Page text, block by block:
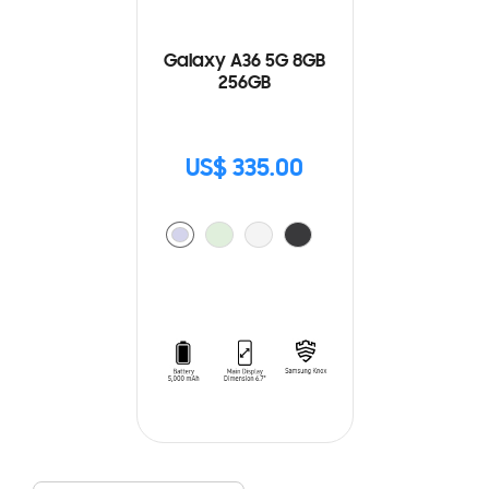
Galaxy A36 5G 8GB
256GB
US$ 335.00